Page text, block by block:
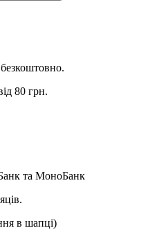
80 грн.
та МоноБанк
в шапці)